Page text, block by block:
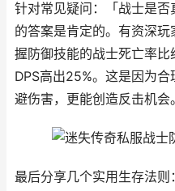
针对常见疑问：「战士是
的答案是肯定的。有资深
握防御技能的战士死亡率
DPS高出25%。这是因为
避伤害，更能创造反击机会。
最后分享几个实用生存法